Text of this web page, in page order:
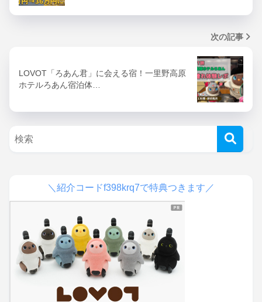
次の記事
LOVOT「ろあん君」に会える宿！一里野高原
ホテルろあん宿泊体…
＼紹介コードf398krq7で特典つきます／